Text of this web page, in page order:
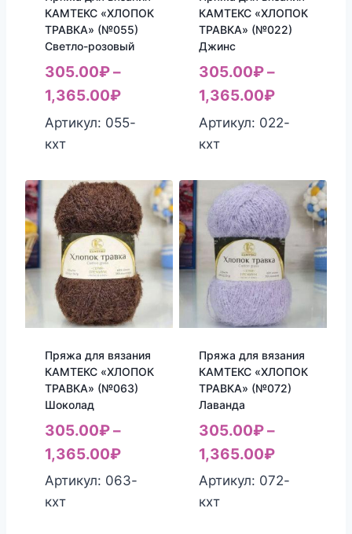
КАМТЕКС «ХЛОПОК
ТРАВКА» (№055)
Светло-розовый
305.00₽–
1,365.00₽
Артикул: 055-
кхт
КАМТЕКС «ХЛОПОК
ТРАВКА» (№022)
Джинс
305.00₽–
1,365.00₽
Артикул: 022-
кхт
Пряжа для вязания
КАМТЕКС «ХЛОПОК
ТРАВКА» (№063)
Шоколад
305.00₽–
1,365.00₽
Артикул: 063-
кхт
Пряжа для вязания
КАМТЕКС «ХЛОПОК
ТРАВКА» (№072)
Лаванда
305.00₽–
1,365.00₽
Артикул: 072-
кхт